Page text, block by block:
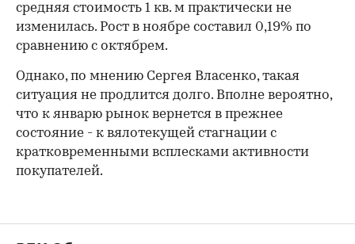
средняя стоимость 1 кв. м практически не
изменилась. Рост в ноябре составил 0,19% по
сравнению с октябрем.
Однако, по мнению Сергея Власенко, такая
ситуация не продлится долго. Вполне вероятно,
что к январю рынок вернется в прежнее
состояние - к вялотекущей стагнации с
кратковременными всплесками активности
покупателей.